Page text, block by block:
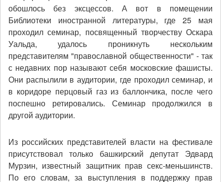
обошлось без эксцессов. А вот в помещении
Библиотеки иностранной литературы, где 25 мая
проходил семинар, посвященный творчеству Оскара
Уальда, удалось проникнуть нескольким
представителям "православной общественности" - так
с недавних пор называют себя московские фашисты.
Они распылили в аудитории, где проходил семинар, и
в коридоре перцовый газ из баллончика, после чего
поспешно ретировались. Семинар продолжился в
другой аудитории.
Из российских представителей власти на фестивале
присутствовал только башкирский депутат Эдвард
Мурзин, известный защитник прав секс-меньшинств.
По его словам, за выступления в поддержку прав